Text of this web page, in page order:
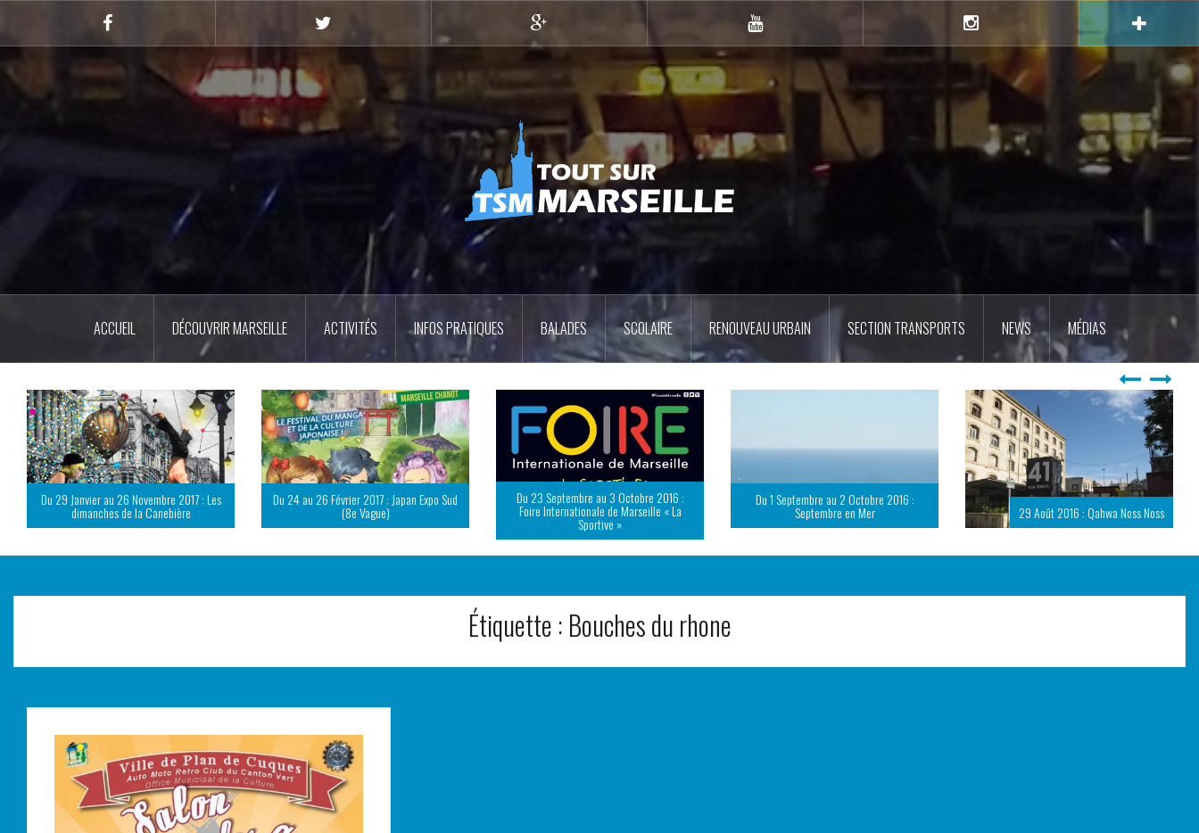
content
Twitter YouTube
ACCUEIL DÉCOUVRIR MARSEILLE ACTIVITÉS INFOS PRATIQUES BALADES SCOLAIRE RENOUVEAU URBAIN SECTION TRANSPORTS NEWS MÉDIAS
Du 29 Janvier au 26 Novembre 2017 : Les
dimanches de la Canebière
Du 24 au 26 Février 2017 : Japan Expo Sud
(8e Vague)
Du 23 Septembre au 3 Octobre 2016 :
Foire Internationale de Marseille « La
Sportive »
Du 1 Septembre au 2 Octobre 2016 :
Septembre en Mer 29 Août 2016 : Qahwa Noss Noss
Étiquette : Bouches du rhone